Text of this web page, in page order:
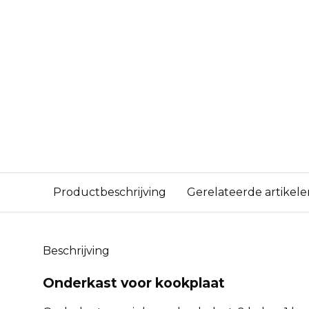
Productbeschrijving Gerelateerde
Beschrijving
Onderkast voor kookplaat